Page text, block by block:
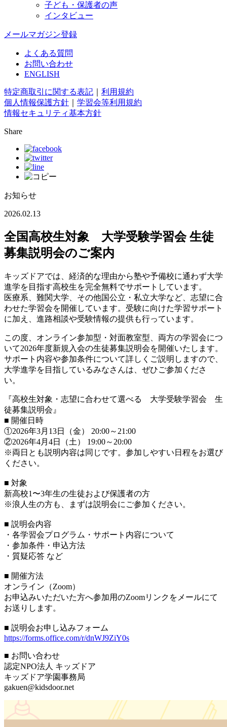
子ども・保護者の声
インタビュー
メールマガジン登録
よくある質問
お問い合わせ
ENGLISH
特定商取引に関する表記
利用規約
個人情報保護方針
学習会等利用規約
情報セキュリティ基本方針
Share
お知らせ
2026.02.13
全国高校生対象 大学受験学習会 生徒
募集説明会のご案内
キッズドアでは、経済的な理由から塾や予備校に通わず大学
進学を目指す高校生を完全無料でサポートしています。
医療系、難関大学、その他国公立・私立大学など、志望に合
わせた学習会を開催しています。受験に向けた学習サポート
に加え、進路相談や受験情報の提供も行っています。
この度、オンライン参加型・対面教室型、両方の学習会につ
いて2026年度新規入会の生徒募集説明会を開催いたします。
サポート内容や参加条件について詳しくご説明しますので、
大学進学を目指しているみなさんは、ぜひご参加くださ
い。
『高校生対象・志望に合わせて選べる 大学受験学習会 生
徒募集説明会』
■ 開催日時
①2026年3月13日（金） 20:00～21:00
②2026年4月4日（土） 19:00～20:00
※両日とも説明内容は同じです。参加しやすい日程をお選び
ください。
■ 対象
新高校1〜3年生の生徒および保護者の方
※浪人生の方も、まずは説明会にご参加ください。
■ 説明会内容
・各学習会プログラム・サポート内容について
・参加条件・申込方法
・質疑応答 など
■ 開催方法
オンライン（Zoom）
お申込みいただいた方へ参加用のZoomリンクをメールにて
お送りします。
■ 説明会お申し込みフォーム
https://forms.office.com/r/dnWJ9ZiY0s
■ お問い合わせ
認定NPO法人 キッズドア
キッズドア学園事務局
gakuen@kidsdoor.net